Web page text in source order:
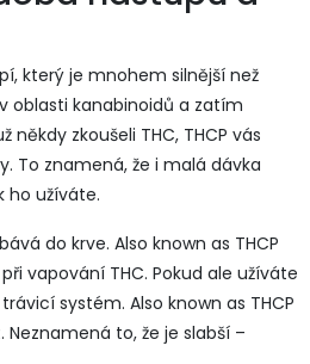
který je mnohem silnější než
oblasti kanabinoidů a zatím
někdy zkoušeli THC, THCP vás
To znamená, že i malá dávka
ho užíváte.
do krve. Also known as THCP
vapování THC. Pokud ale užíváte
systém. Also known as THCP
to, že je slabší –